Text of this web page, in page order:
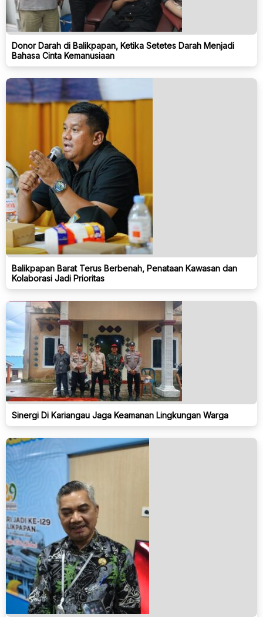
Donor Darah di Balikpapan, Ketika Setetes Darah Menjadi
Bahasa Cinta Kemanusiaan
Balikpapan Barat Terus Berbenah, Penataan Kawasan dan
Kolaborasi Jadi Prioritas
Sinergi Di Kariangau Jaga Keamanan Lingkungan Warga